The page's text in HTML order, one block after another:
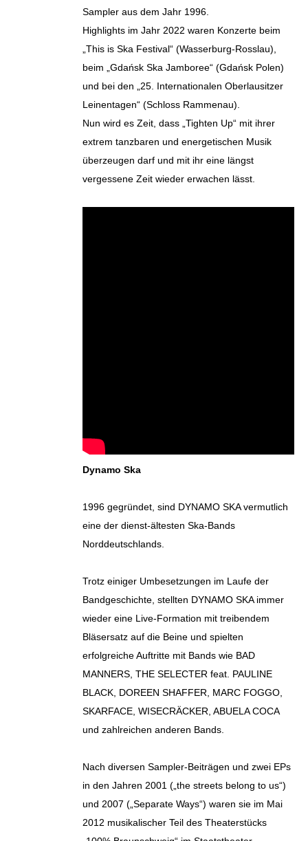
Sampler aus dem Jahr 1996.
Highlights im Jahr 2022 waren Konzerte beim
„This is Ska Festival“ (Wasserburg-Rosslau),
beim „Gdańsk Ska Jamboree“ (Gdańsk Polen)
und bei den „25. Internationalen Oberlausitzer
Leinentagen“ (Schloss Rammenau).
Nun wird es Zeit, dass „Tighten Up“ mit ihrer
extrem tanzbaren und energetischen Musik
überzeugen darf und mit ihr eine längst
vergessene Zeit wieder erwachen lässt.
Dynamo Ska
1996 gegründet, sind DYNAMO SKA vermutlich
eine der dienst-ältesten Ska-Bands
Norddeutschlands.
Trotz einiger Umbesetzungen im Laufe der
Bandgeschichte, stellten DYNAMO SKA immer
wieder eine Live-Formation mit treibendem
Bläsersatz auf die Beine und spielten
erfolgreiche Auftritte mit Bands wie BAD
MANNERS, THE SELECTER feat. PAULINE
BLACK, DOREEN SHAFFER, MARC FOGGO,
SKARFACE, WISECRÄCKER, ABUELA COCA
und zahlreichen anderen Bands.
Nach diversen Sampler-Beiträgen und zwei EPs
in den Jahren 2001 („the streets belong to us“)
und 2007 („Separate Ways“) waren sie im Mai
2012 musikalischer Teil des Theaterstücks